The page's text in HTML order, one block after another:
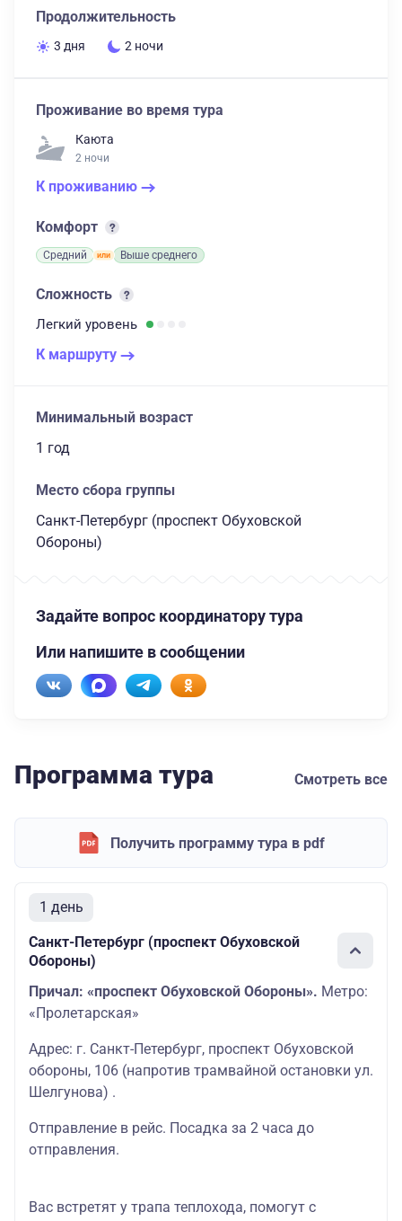
Продолжительность
3 дня 2 ночи
Проживание во время тура
Каюта
2 ночи
К проживанию
Комфорт
Средний Выше среднего
Сложность
Легкий уровень
К маршруту
Минимальный возраст
1 год
Место сбора группы
Санкт-Петербург (проспект Обуховской
Обороны)
Задайте вопрос координатору тура
Или напишите в сообщении
Программа тура Смотреть все
Получить программу тура в pdf
1 день
Санкт-Петербург (проспект Обуховской
Обороны)
Причал: «проспект Обуховской Обороны». Метро:
«Пролетарская»
Адрес: г. Санкт-Петербург, проспект Обуховской
обороны, 106 (напротив трамвайной остановки ул.
Шелгунова) .
Отправление в рейс. Посадка за 2 часа до
отправления.
Вас встретят у трапа теплохода, помогут с